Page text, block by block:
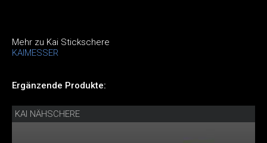
Mehr zu Kai Stickschere
KAIMESSER
Ergänzende Produkte:
KAI NÄHSCHERE